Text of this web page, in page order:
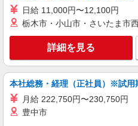
キープ
パート
株式会社バイトレ（
【平日のみ・
時給1448円
る）
日給 11,000円〜12,100円
栃木市・小山市・さいたま市
詳細を見る
本社総務・経理（正社員）※試用
月給 222,750円〜230,750円
豊中市